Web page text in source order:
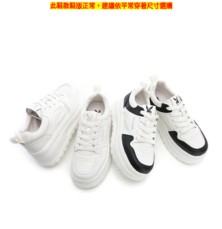
此鞋款鞋版正常，建議依平常穿著尺寸選購